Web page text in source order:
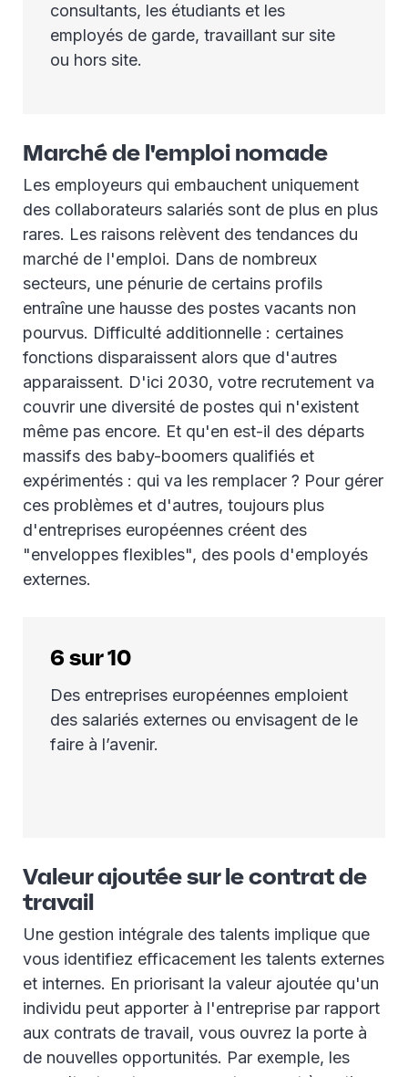
consultants, les étudiants et les
employés de garde, travaillant sur site
ou hors site.
Marché de l'emploi nomade
Les employeurs qui embauchent uniquement
des collaborateurs salariés sont de plus en plus
rares. Les raisons relèvent des tendances du
marché de l'emploi. Dans de nombreux
secteurs, une pénurie de certains profils
entraîne une hausse des postes vacants non
pourvus. Difficulté additionnelle : certaines
fonctions disparaissent alors que d'autres
apparaissent. D'ici 2030, votre recrutement va
couvrir une diversité de postes qui n'existent
même pas encore. Et qu'en est-il des départs
massifs des baby-boomers qualifiés et
expérimentés : qui va les remplacer ? Pour gérer
ces problèmes et d'autres, toujours plus
d'entreprises européennes créent des
"enveloppes flexibles", des pools d'employés
externes.
6 sur 10
Des entreprises européennes emploient
des salariés externes ou envisagent de le
faire à l’avenir.
Valeur ajoutée sur le contrat de
travail
Une gestion intégrale des talents implique que
vous identifiez efficacement les talents externes
et internes. En priorisant la valeur ajoutée qu'un
individu peut apporter à l'entreprise par rapport
aux contrats de travail, vous ouvrez la porte à
de nouvelles opportunités. Par exemple, les